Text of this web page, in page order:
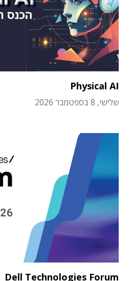
Physical AI
שלישי, 8 בספטמבר 2026
Dell Technologies Forum